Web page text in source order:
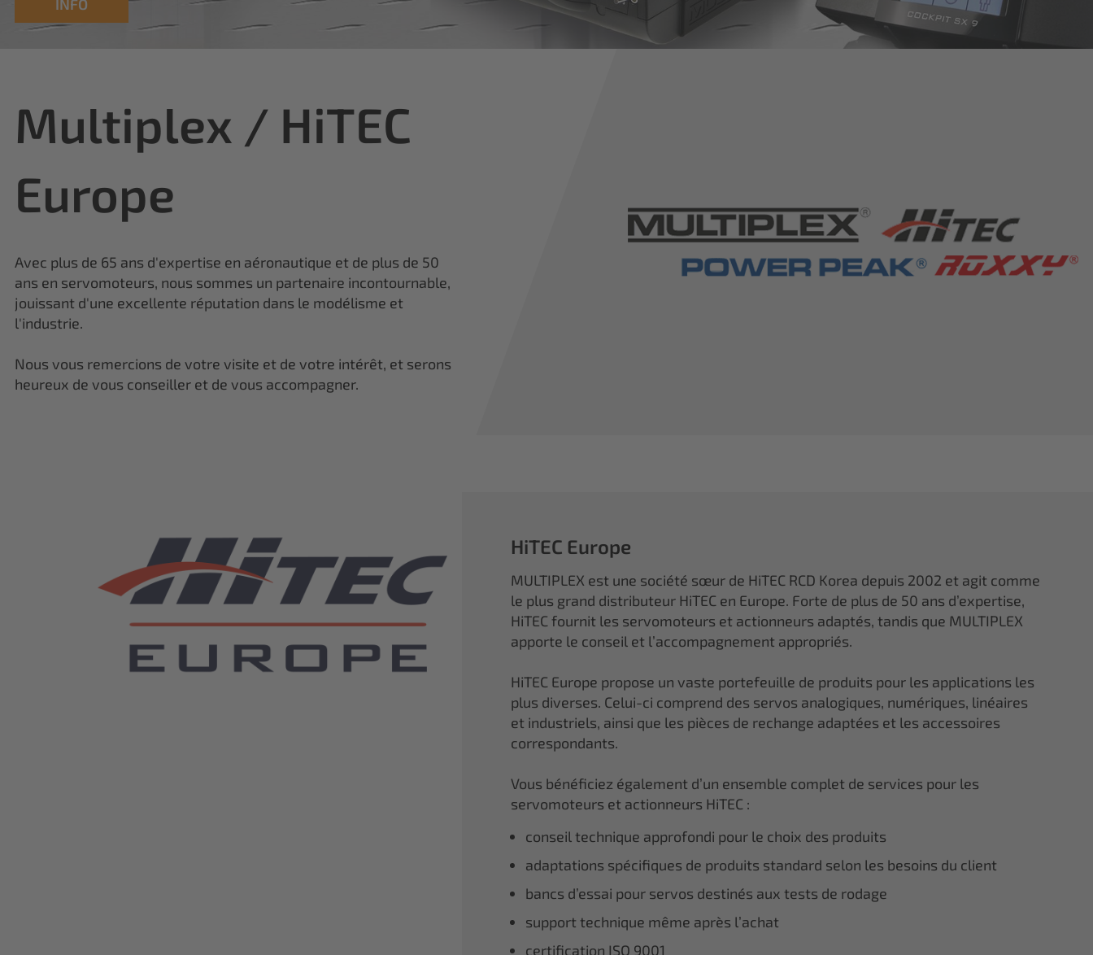
Multiplex / HiTEC
Europe
Avec plus de 65 ans d'expertise en aéronautique et de plus de 50
ans en servomoteurs, nous sommes un partenaire incontournable,
jouissant d'une excellente réputation dans le modélisme et
l'industrie.
Nous vous remercions de votre visite et de votre intérêt, et serons
heureux de vous conseiller et de vous accompagner.
HiTEC Europe
MULTIPLEX est une société sœur de HiTEC RCD Korea depuis 2002 et agit comme
le plus grand distributeur HiTEC en Europe. Forte de plus de 50 ans d’expertise,
HiTEC fournit les servomoteurs et actionneurs adaptés, tandis que MULTIPLEX
apporte le conseil et l’accompagnement appropriés.
HiTEC Europe propose un vaste portefeuille de produits pour les applications les
plus diverses. Celui-ci comprend des servos analogiques, numériques, linéaires
et industriels, ainsi que les pièces de rechange adaptées et les accessoires
correspondants.
Vous bénéficiez également d’un ensemble complet de services pour les
servomoteurs et actionneurs HiTEC :
conseil technique approfondi pour le choix des produits
adaptations spécifiques de produits standard selon les besoins du client
bancs d’essai pour servos destinés aux tests de rodage
support technique même après l’achat
certification ISO 9001